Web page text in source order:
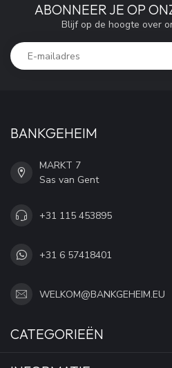
ABONNEER JE OP
Blijf op de hoogte over
BANKGEHEIM
MARKT 7
Sas van Gent
+31 115 453895
+31 6 57418401
WELKOM@BANKGEHEIM.EU
CATEGORIEËN